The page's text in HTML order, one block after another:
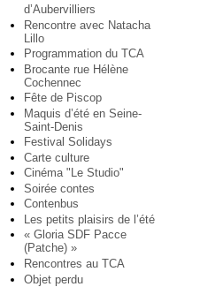
d’Aubervilliers
Rencontre avec Natacha
Lillo
Programmation du TCA
Brocante rue Hélène
Cochennec
Fête de Piscop
Maquis d’été en Seine-
Saint-Denis
Festival Solidays
Carte culture
Cinéma "Le Studio"
Soirée contes
Contenbus
Les petits plaisirs de l’été
« Gloria SDF Pacce
(Patche) »
Rencontres au TCA
Objet perdu